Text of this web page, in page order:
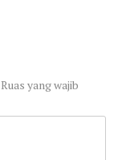
Ruas yang wajib